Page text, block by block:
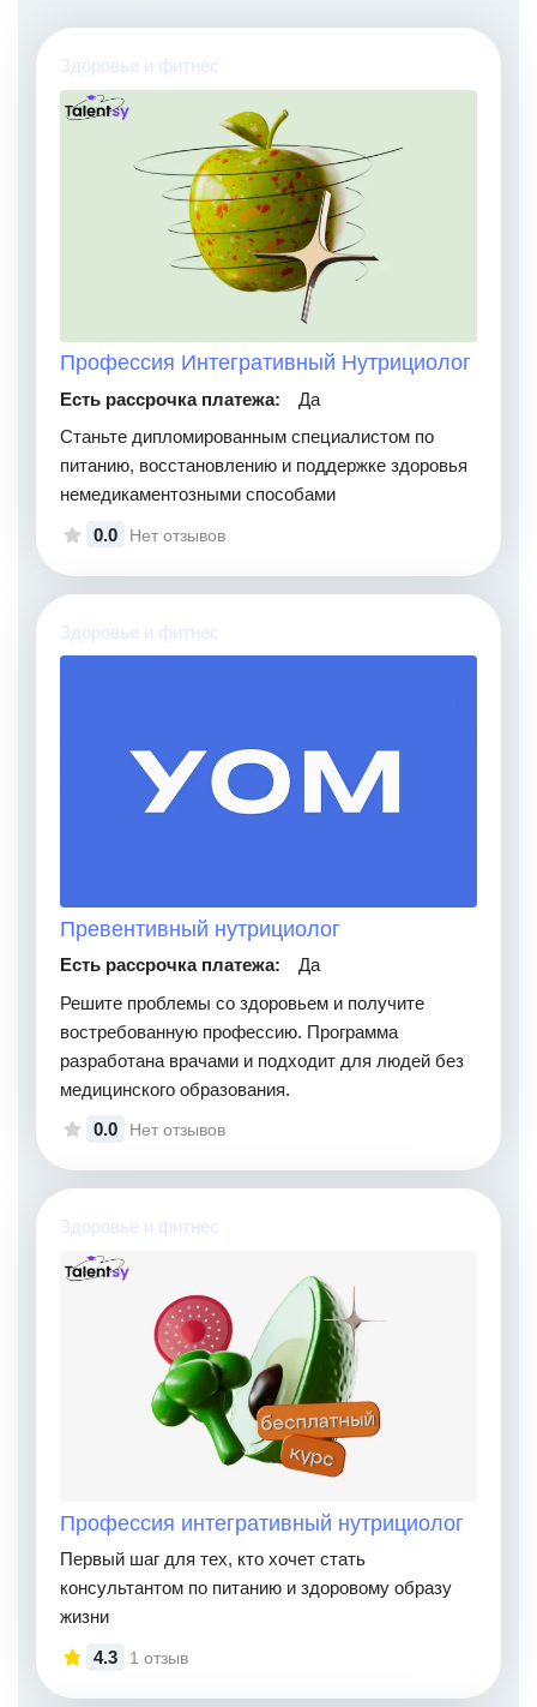
Здоровье и фитнес
Профессия Интегративный Нутрициолог
Есть рассрочка платежа:
Да
Станьте дипломированным специалистом по
питанию, восстановлению и поддержке здоровья
немедикаментозными способами
0.0
Нет отзывов
Здоровье и фитнес
Превентивный нутрициолог
Есть рассрочка платежа:
Да
Решите проблемы со здоровьем и получите
востребованную профессию. Программа
разработана врачами и подходит для людей без
медицинского образования.
0.0
Нет отзывов
Здоровье и фитнес
Профессия интегративный нутрициолог
Первый шаг для тех, кто хочет стать
консультантом по питанию и здоровому образу
жизни
4.3
1 отзыв